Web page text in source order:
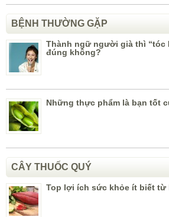
BỆNH THƯỜNG GẶP
Thành ngữ người già thì “tóc
đúng không?
Những thực phẩm là bạn tốt
CÂY THUỐC QUÝ
Top lợi ích sức khỏe ít biết từ